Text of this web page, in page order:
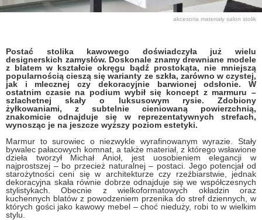
akcesoria materiały salon stolik
Postać stolika kawowego doświadczyła już wielu
designerskich zamysłów. Doskonale znamy drewniane modele
z blatem w kształcie okręgu bądź prostokąta, nie mniejszą
popularnością cieszą się warianty ze szkła, zarówno w czystej,
jak i mlecznej czy dekoracyjnie barwionej odsłonie. W
ostatnim czasie na podium wybił się koncept z marmuru –
szlachetnej skały o luksusowym rysie. Zdobiony
żyłkowaniami, z subtelnie cieniowaną powierzchnią,
znakomicie odnajduje się w reprezentatywnych strefach,
wynosząc je na jeszcze wyższy poziom estetyki.
Marmur to surowiec o niezwykle wyrafinowanym wyrazie. Stały
bywalec pałacowych komnat, a także materiał, z którego wsławione
dzieła tworzył Michał Anioł, jest uosobieniem elegancji w
najprostszej – bo przecież naturalnej – postaci. Jego potencjał od
starożytności ceni się w architekturze czy rzeźbiarstwie, jednak
dekoracyjna skała równie dobrze odnajduje się we współczesnych
stylistykach. Obecnie z wielkoformatowych okładzin oraz
kuchennych blatów z powodzeniem przenika do stref dziennych, w
których gości jako kawowy mebel – choć nieduży, robi to w wielkim
stylu.